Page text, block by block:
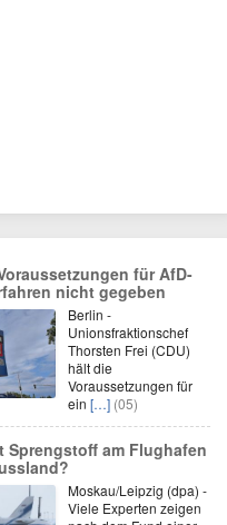
für AfD-
nicht gegeben
Berlin -
Unionsfraktionschef
Thorsten Frei (CDU)
hält die
Voraussetzungen für
ein […] (05)
Sprengstoff am Flughafen
Moskau/Leipzig (dpa) -
Viele Experten zeigen